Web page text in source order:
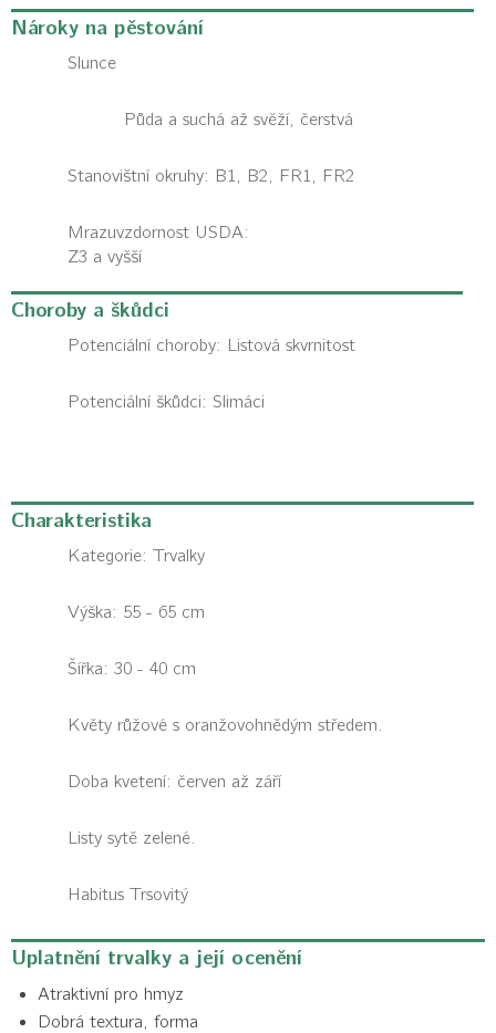
Nároky na pěstování
Slunce
Půda a suchá až svěží, čerstvá
Stanovištní okruhy: B1, B2, FR1, FR2
Mrazuvzdornost USDA:
Z3 a vyšší
Choroby a škůdci
Potenciální choroby: Listová skvrnitost
Potenciální škůdci: Slimáci
Charakteristika
Kategorie: Trvalky
Výška: 55 - 65 cm
Šířka: 30 - 40 cm
Květy růžové s oranžovohnědým středem.
Doba kvetení: červen až září
Listy sytě zelené.
Habitus Trsovitý
Uplatnění trvalky a její ocenění
Atraktivní pro hmyz
Dobrá textura, forma